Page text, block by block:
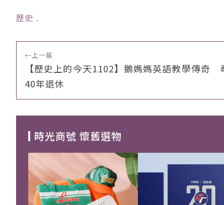
歷史 ﹒
← 上一篇
【歷史上的今天1102】鵝媽媽英語教學傳奇
40年退休
時光商號 懷舊選物